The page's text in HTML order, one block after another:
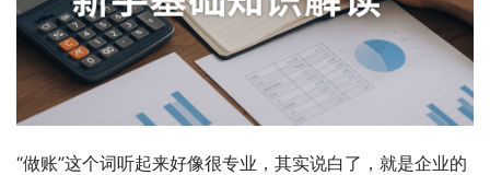
“做账”这个词听起来好像很专业，其实说白了，就是企业的